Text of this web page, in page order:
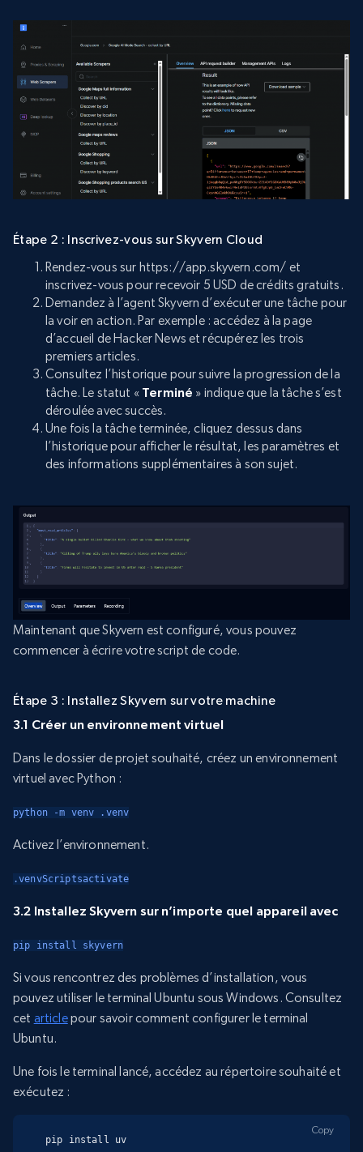
Étape 2 : Inscrivez-vous sur Skyvern Cloud
Rendez-vous sur https://app.skyvern.com/ et
inscrivez-vous pour recevoir 5 USD de crédits gratuits.
Demandez à l’agent Skyvern d’exécuter une tâche pour
la voir en action. Par exemple : accédez à la page
d’accueil de Hacker News et récupérez les trois
premiers articles.
Consultez l’historique pour suivre la progression de la
tâche. Le statut « Terminé » indique que la tâche s’est
déroulée avec succès.
Une fois la tâche terminée, cliquez dessus dans
l’historique pour afficher le résultat, les paramètres et
des informations supplémentaires à son sujet.
Maintenant que Skyvern est configuré, vous pouvez
commencer à écrire votre script de code.
Étape 3 : Installez Skyvern sur votre machine
3.1 Créer un environnement virtuel
Dans le dossier de projet souhaité, créez un environnement
virtuel avec Python :
python -m venv .venv
Activez l’environnement.
.venvScriptsactivate
3.2 Installez Skyvern sur n’importe quel appareil avec
pip install skyvern
Si vous rencontrez des problèmes d’installation, vous
pouvez utiliser le terminal Ubuntu sous Windows. Consultez
cet articlepour savoir comment configurer le terminal
Ubuntu.
Une fois le terminal lancé, accédez au répertoire souhaité et
exécutez :
pip install uv
Copy